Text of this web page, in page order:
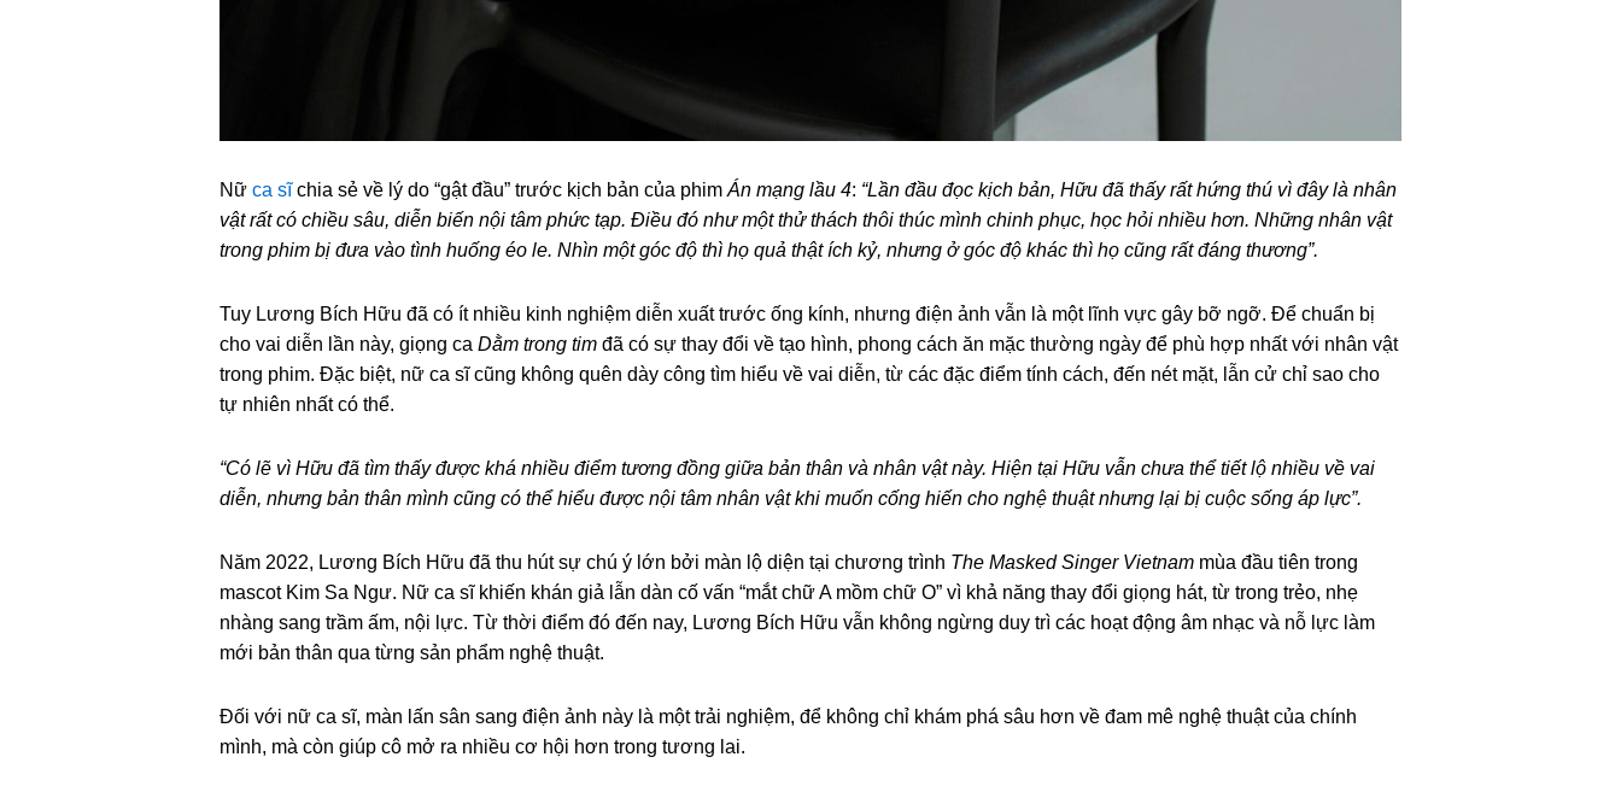
Nữ ca sĩchia sẻ về lý do “gật đầu” trước kịch bản của phim Án mạng lầu 4: “Lần đầu đọc kịch bản, Hữu đã thấy rất hứng thú vì đây là nhân
vật rất có chiều sâu, diễn biến nội tâm phức tạp. Điều đó như một thử thách thôi thúc mình chinh phục, học hỏi nhiều hơn. Những nhân vật
trong phim bị đưa vào tình huống éo le. Nhìn một góc độ thì họ quả thật ích kỷ, nhưng ở góc độ khác thì họ cũng rất đáng thương”.
Tuy Lương Bích Hữu đã có ít nhiều kinh nghiệm diễn xuất trước ống kính, nhưng điện ảnh vẫn là một lĩnh vực gây bỡ ngỡ. Để chuẩn bị
cho vai diễn lần này, giọng ca Dằm trong tim đã có sự thay đổi về tạo hình, phong cách ăn mặc thường ngày để phù hợp nhất với nhân vật
trong phim. Đặc biệt, nữ ca sĩ cũng không quên dày công tìm hiểu về vai diễn, từ các đặc điểm tính cách, đến nét mặt, lẫn cử chỉ sao cho
tự nhiên nhất có thể.
“Có lẽ vì Hữu đã tìm thấy được khá nhiều điểm tương đồng giữa bản thân và nhân vật này. Hiện tại Hữu vẫn chưa thể tiết lộ nhiều về vai
diễn, nhưng bản thân mình cũng có thể hiểu được nội tâm nhân vật khi muốn cống hiến cho nghệ thuật nhưng lại bị cuộc sống áp lực”.
Năm 2022, Lương Bích Hữu đã thu hút sự chú ý lớn bởi màn lộ diện tại chương trình The Masked Singer Vietnam mùa đầu tiên trong
mascot Kim Sa Ngư. Nữ ca sĩ khiến khán giả lẫn dàn cố vấn “mắt chữ A mồm chữ O” vì khả năng thay đổi giọng hát, từ trong trẻo, nhẹ
nhàng sang trầm ấm, nội lực. Từ thời điểm đó đến nay, Lương Bích Hữu vẫn không ngừng duy trì các hoạt động âm nhạc và nỗ lực làm
mới bản thân qua từng sản phẩm nghệ thuật.
Đối với nữ ca sĩ, màn lấn sân sang điện ảnh này là một trải nghiệm, để không chỉ khám phá sâu hơn về đam mê nghệ thuật của chính
mình, mà còn giúp cô mở ra nhiều cơ hội hơn trong tương lai.